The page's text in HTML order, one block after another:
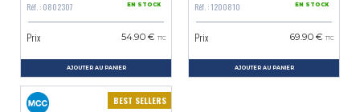
Réf. : 0802307 EN STOCK
Prix 54.90 € TTC
AJOUTER AU PANIER
Réf. : 1200810 EN STOCK
Prix 69.90 € TTC
AJOUTER AU PANIER
BEST SELLERS